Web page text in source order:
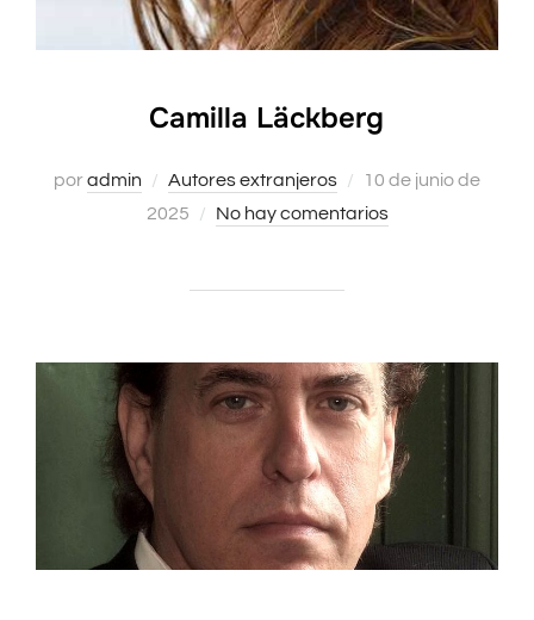
Camilla Läckberg
poradmin Autores extranjeros
Publicado
el
10 de junio de
2025
No hay comentarios